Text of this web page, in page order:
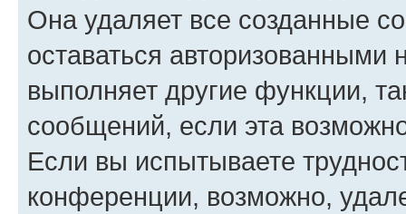
Она удаляет все созданные
оставаться авторизованными
выполняет другие функции,
сообщений, если эта
Если вы испытываете
конференции, возможно,